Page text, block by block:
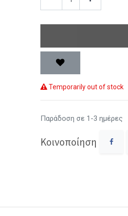
Temporarily out of stock
Παράδοση σε 1-3 ημέρες
Κοινοποίηση